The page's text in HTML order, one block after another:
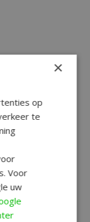
×
op
te
Voor
uw